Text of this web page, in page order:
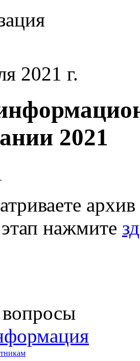
2021 г.
2021
нажмите
вопросы